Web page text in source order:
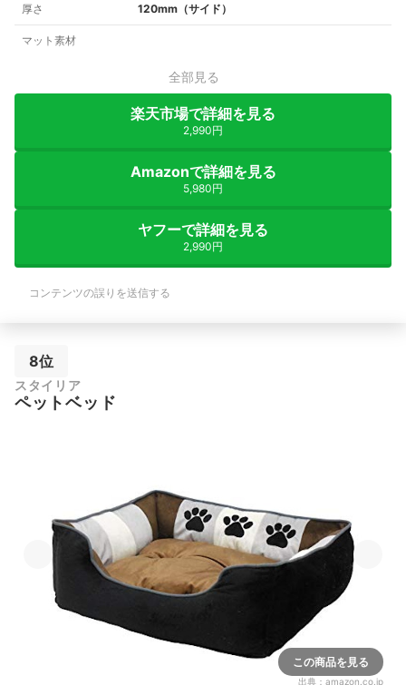
厚さ 120mm（サイド）
マット素材
全部見る
楽天市場で詳細を見る
2,990円
Amazonで詳細を見る
5,980円
ヤフーで詳細を見る
2,990円
コンテンツの誤りを送信する
8位
スタイリア
ペットベッド
この商品を見る
出典： amazon.co.jp